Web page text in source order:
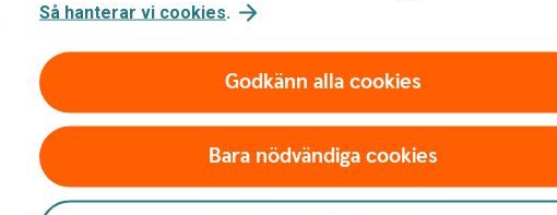
Så hanterar vi cookies.
Godkänn alla cookies
Bara nödvändiga cookies